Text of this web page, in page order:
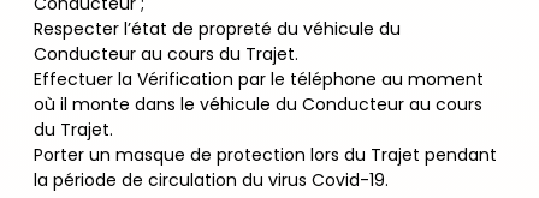
Respecter l’état de propreté du véhicule du
Conducteur au cours du Trajet.
Effectuer la Vérification par le téléphone au moment
où il monte dans le véhicule du Conducteur au cours
du Trajet.
Porter un masque de protection lors du Trajet pendant
la période de circulation du virus Covid-19.